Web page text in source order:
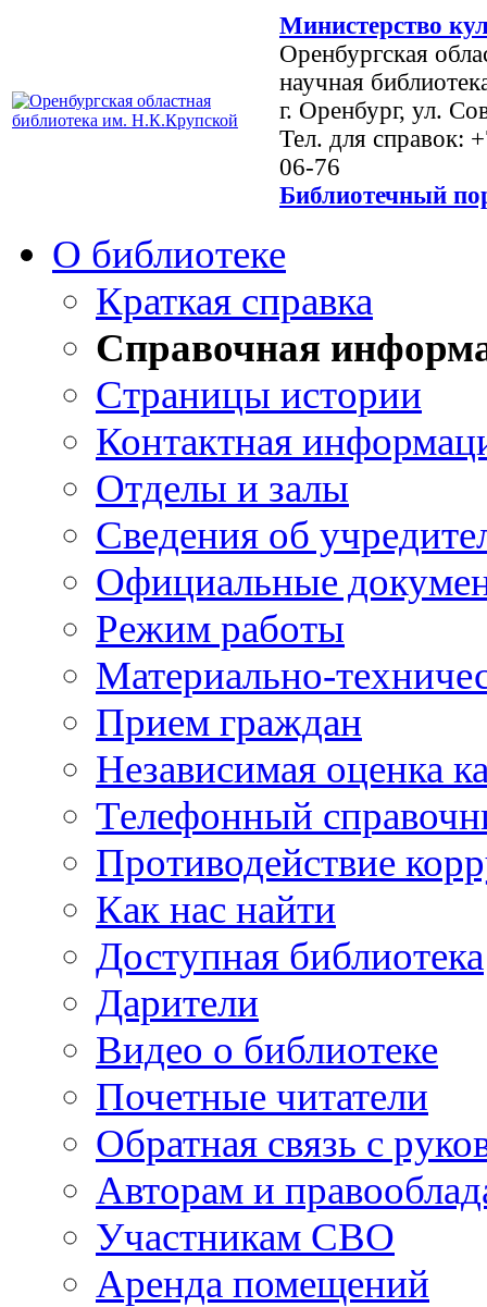
Министерство
Оренбургская
научная
г. Оренбург, ул.
Тел. для справок:
06-76
Библиотечный
О библиотеке
Краткая справка
Справочная
Страницы истории
Контактная
Отделы и залы
Сведения об
Официальные
Режим работы
Материально-
Прием граждан
Независимая оценка
Телефонный
Противодействие
Как нас найти
Доступная библиотека
Дарители
Видео о библиотеке
Почетные читатели
Обратная связь с
Авторам и
Участникам СВО
Аренда помещений